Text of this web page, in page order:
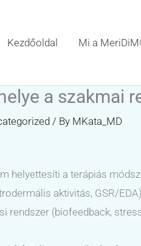
Kezdőoldal Mi a
a szakmai
/ By MKata_MD
helyettesíti a terápiás
aktivitás, GSR/
rendszer (biofeedback,